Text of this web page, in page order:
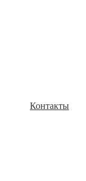
Контакты